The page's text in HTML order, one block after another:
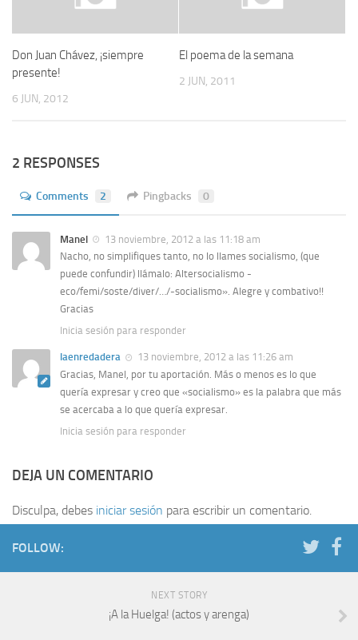
Don Juan Chávez, ¡siempre
presente!
6 JUN, 2012
El poema de la semana
2 JUN, 2011
2 RESPONSES
Comments 2 Pingbacks 0
Manel
13 noviembre, 2012 a las 11:18 am
Nacho, no simplifiques tanto, no lo llames socialismo, (que
puede confundir) llámalo: Altersocialismo -
eco/femi/soste/diver/…/-socialismo». Alegre y combativo!!
Gracias
Inicia sesión para responder
laenredadera
13 noviembre, 2012 a las 11:26 am
Gracias, Manel, por tu aportación. Más o menos es lo que
quería expresar y creo que «socialismo» es la palabra que más
se acercaba a lo que quería expresar.
Inicia sesión para responder
DEJA UN COMENTARIO
Disculpa, debes iniciar sesión para escribir un comentario.
FOLLOW:
NEXT STORY
¡A la Huelga! (actos y arenga)